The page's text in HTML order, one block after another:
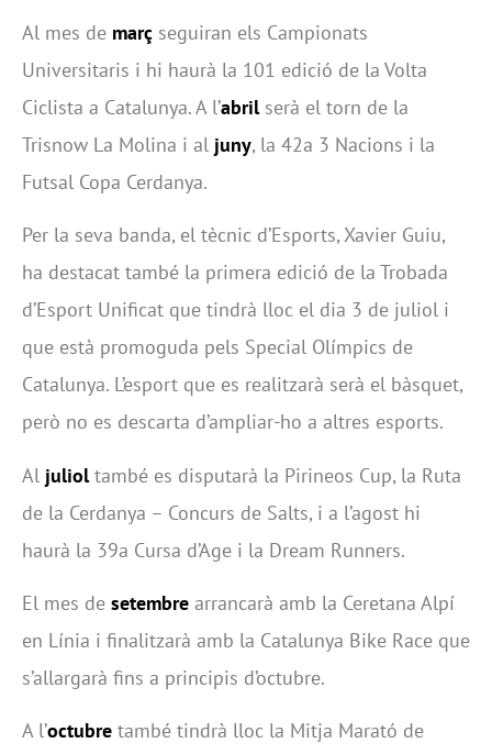
Al mes de març seguiran els Campionats
Universitaris i hi haurà la 101 edició de la Volta
Ciclista a Catalunya. A l’abril serà el torn de la
Trisnow La Molina i al juny, la 42a 3 Nacions i la
Futsal Copa Cerdanya.
Per la seva banda, el tècnic d’Esports, Xavier Guiu,
ha destacat també la primera edició de la Trobada
d’Esport Unificat que tindrà lloc el dia 3 de juliol i
que està promoguda pels Special Olímpics de
Catalunya. L’esport que es realitzarà serà el bàsquet,
però no es descarta d’ampliar-ho a altres esports.
Al julioltambé es disputarà la Pirineos Cup, la Ruta
de la Cerdanya – Concurs de Salts, i a l’agost hi
haurà la 39a Cursa d’Age i la Dream Runners.
El mes de setembre arrancarà amb la Ceretana Alpí
en Línia i finalitzarà amb la Catalunya Bike Race que
s’allargarà fins a principis d’octubre.
A l’octubre també tindrà lloc la Mitja Marató de